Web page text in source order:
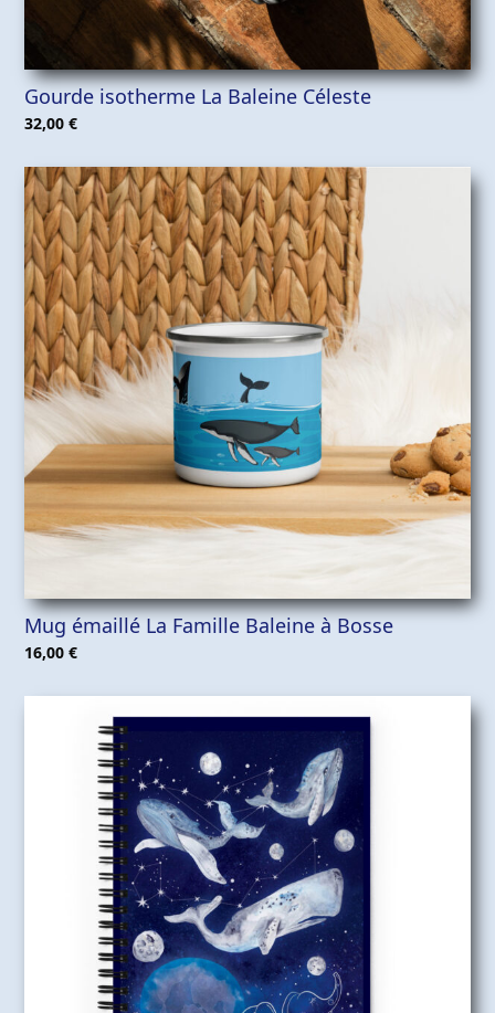
Gourde isotherme La Baleine Céleste
32,00€
Mug émaillé La Famille Baleine à Bosse
16,00€